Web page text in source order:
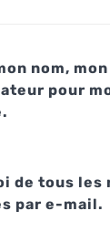
nom,
pour
de tous les
par e-mail.